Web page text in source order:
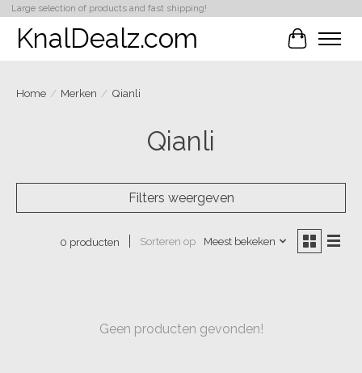
Large selection of products and fast shipping!
KnalDealz.com
Home / Merken / Qianli
Qianli
Filters weergeven
0 producten Sorteren op Meest bekeken
Geen producten gevonden!